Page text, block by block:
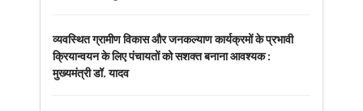
व्यवस्थित ग्रामीण विकास और जनकल्याण कार्यक्रमों के प्रभावी
क्रियान्वयन के लिए पंचायतों को सशक्त बनाना आवश्यक :
मुख्यमंत्री डॉ. यादव